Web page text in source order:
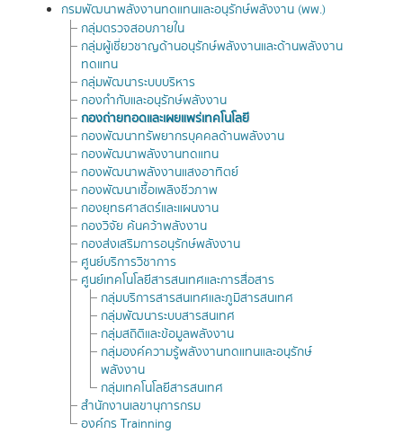
กรมพัฒนาพลังงานทดแทนและอนุรักษ์พลังงาน (พพ.)
กลุ่มตรวจสอบภายใน
กลุ่มผู้เชี่ยวชาญด้านอนุรักษ์พลังงานและด้านพลังงาน
ทดแทน
กลุ่มพัฒนาระบบบริหาร
กองกำกับและอนุรักษ์พลังงาน
กองถ่ายทอดและเผยแพร่เทคโนโลยี
กองพัฒนาทรัพยากรบุคคลด้านพลังงาน
กองพัฒนาพลังงานทดแทน
กองพัฒนาพลังงานแสงอาทิตย์
กองพัฒนาเชื้อเพลิงชีวภาพ
กองยุทธศาสตร์และแผนงาน
กองวิจัย ค้นคว้าพลังงาน
กองส่งเสริมการอนุรักษ์พลังงาน
ศูนย์บริการวิชาการ
ศูนย์เทคโนโลยีสารสนเทศและการสื่อสาร
กลุ่มบริการสารสนเทศและภูมิสารสนเทศ
กลุ่มพัฒนาระบบสารสนเทศ
กลุ่มสถิติและข้อมูลพลังงาน
กลุ่มองค์ความรู้พลังงานทดแทนและอนุรักษ์
พลังงาน
กลุ่มเทคโนโลยีสารสนเทศ
สำนักงานเลขานุการกรม
องค์กร Trainning